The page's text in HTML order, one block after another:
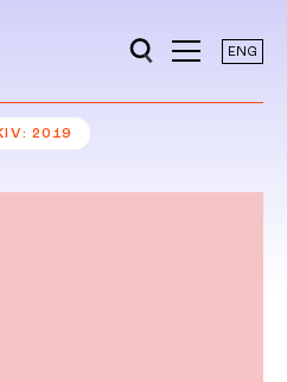
ENG
2019